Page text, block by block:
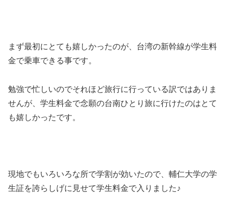
まず最初にとても嬉しかったのが、台湾の新幹線が学生料
金で乗車できる事です。
勉強で忙しいのでそれほど旅行に行っている訳ではありま
せんが、学生料金で念願の台南ひとり旅に行けたのはとて
も嬉しかったです。
現地でもいろいろな所で学割が効いたので、輔仁大学の学
生証を誇らしげに見せて学生料金で入りました♪